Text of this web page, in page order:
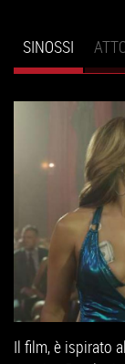
Schede
SINOSSI
ATTIVA)
Il film, è ispirato